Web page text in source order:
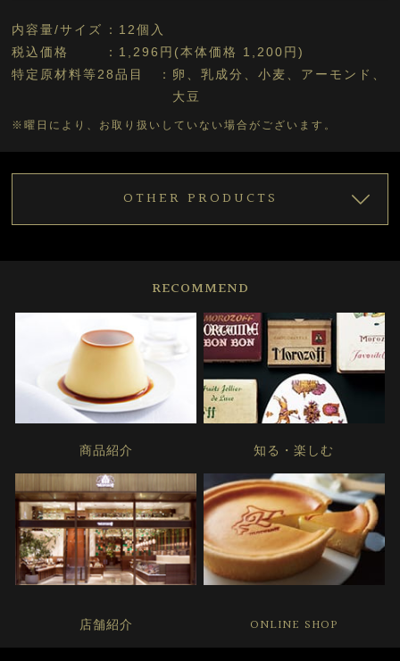
内容量/サイズ
12個入
税込価格
1,296円(本体価格 1,200円)
特定原材料等28品目
卵、乳成分、小麦、アーモンド、
大豆
※曜日により、お取り扱いしていない場合がございます。
OTHER PRODUCTS
RECOMMEND
商品紹介 知る・楽しむ
店舗紹介 ONLINE SHOP